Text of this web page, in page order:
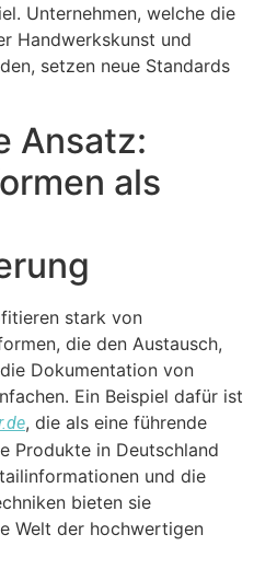
Unternehmen, welche die
Handwerkskunst und
setzen neue Standards
Ansatz:
als
stark von
die den Austausch,
Dokumentation von
Ein Beispiel dafür ist
, die als eine führende
Produkte in Deutschland
und die
bieten sie
Welt der hochwertigen